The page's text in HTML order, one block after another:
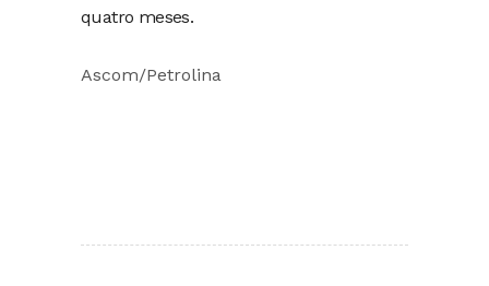
quatro meses.
Ascom/Petrolina